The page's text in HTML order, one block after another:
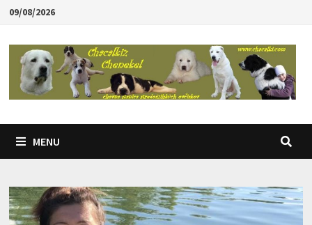
Skip
content
09/08/2026
MENU